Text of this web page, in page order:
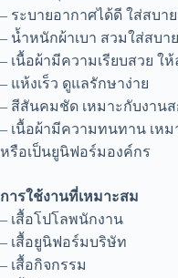
– ระบายอากาศได้ดี ใส่สบา
– น้ำหนักผ้าเบา สวมใส่สบา
– เนื้อผ้ามีความเรียบสวย
– แห้งเร็ว ดูแลรักษาง่าย
– สีสันคมชัด เหมาะกับงาน
– เนื้อผ้ามีความทนทาน เห
หรือเป็นยูนิฟอร์มองค์กร
การใช้งานที่เหมาะสม
– เสื้อโปโลพนักงาน
– เสื้อยูนิฟอร์มบริษัท
– เสื้อกิจกรรม